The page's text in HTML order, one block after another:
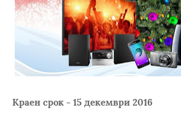
Краен срок - 15 декември 2016